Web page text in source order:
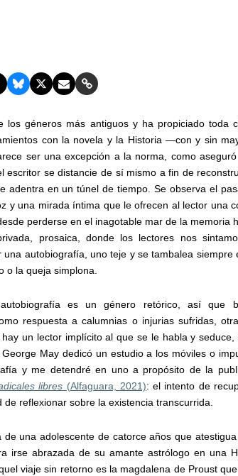
los géneros más antiguos y ha propiciado toda
con la novela y la Historia —con y sin
ser una excepción a la norma, como
escritor se distancie de sí mismo a fin de
adentra en un túnel de tiempo. Se observa el
y una mirada íntima que le ofrecen al lector una
perderse en el inagotable mar de la memoria
prosaica, donde los lectores nos
una autobiografía, uno teje y se tambalea siempre
o la queja simplona.
es un género retórico, así que
respuesta a calumnias o injurias sufridas,
un lector implícito al que se le habla y
May dedicó un estudio a los móviles o
y me detendré en uno a propósito de la
libres (Alfaguara, 2021): el intento de
reflexionar sobre la existencia transcurrida.
de una adolescente de catorce años que
irse abrazada de su amante astrólogo en una
viaje sin retorno es la magdalena de Proust